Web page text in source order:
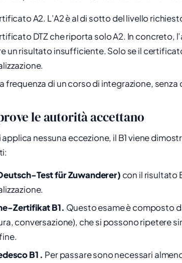
A2. L’A2 è al di sotto del livello
DTZ che riporta solo A2. In concreto,
un risultato insufficiente. Solo se il
frequenza di un corso di integrazione, senza
le autorità accettano
applica nessuna eccezione, il B1 viene
Test für Zuwanderer) con il risultato
Zertifikat B1. Questo esame è composto
conversazione), che si possono ripetere
B1 . Per passare sono necessari